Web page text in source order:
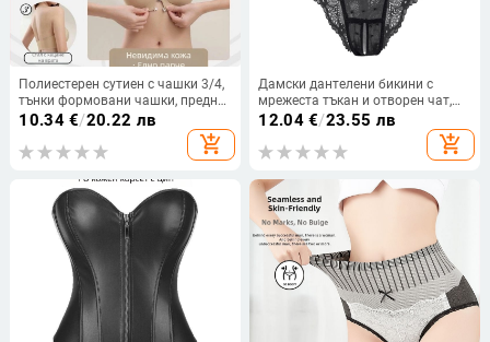
Полиестерен сутиен с чашки 3/4,
тънки формовани чашки, предно
закопчаване, подвижни двойни
презрамки, дишащ и без следи
дизайн, оформящ гръб
10.34€/20.22 лв
add_shopping_cart
Дамски дантелени бикини с
мрежеста тъкан и отворен чат,
найлон, безшевни, ниска талия,
12.04€/23.55 лв
add_shopping_cart